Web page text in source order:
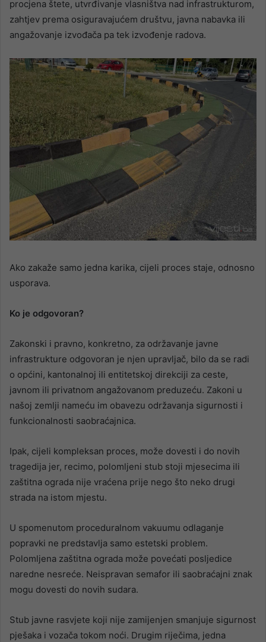
procjena štete, utvrđivanje vlasništva nad infrastrukturom,
zahtjev prema osiguravajućem društvu, javna nabavka ili
angažovanje izvođača pa tek izvođenje radova.
Ako zakaže samo jedna karika, cijeli proces staje, odnosno
usporava.
Ko je odgovoran?
Zakonski i pravno, konkretno, za održavanje javne
infrastrukture odgovoran je njen upravljač, bilo da se radi
o općini, kantonalnoj ili entitetskoj direkciji za ceste,
javnom ili privatnom angažovanom preduzeću. Zakoni u
našoj zemlji nameću im obavezu održavanja sigurnosti i
funkcionalnosti saobraćajnica.
Ipak, cijeli kompleksan proces, može dovesti i do novih
tragedija jer, recimo, polomljeni stub stoji mjesecima ili
zaštitna ograda nije vraćena prije nego što neko drugi
strada na istom mjestu.
U spomenutom proceduralnom vakuumu odlaganje
popravki ne predstavlja samo estetski problem.
Polomljena zaštitna ograda može povećati posljedice
naredne nesreće. Neispravan semafor ili saobraćajni znak
mogu dovesti do novih sudara.
Stub javne rasvjete koji nije zamijenjen smanjuje sigurnost
pješaka i vozača tokom noći. Drugim riječima, jedna